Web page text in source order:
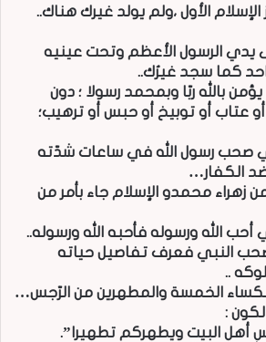
الأول ،ولم يولد غيرك هناك..
يدي الرسول الأعظم وتحت عينيه
كما سجد غيرُك..
بالله ربّا وبمحمد رسولا ؛ دون
عتاب أو توبيخ أو حبس أو ترهيب؛
صحب رسول الله في ساعات شدّته
الكفار…
زهراء محمدو الإسلام جاء بأمر من
أحب الله ورسوله فأحبه الله ورسوله..
النبي فعرف تفاصيل حياته
..
الخمسة والمطهرين من الرّجس…
:
أهل البيت ويطهركم تطهيرا”.